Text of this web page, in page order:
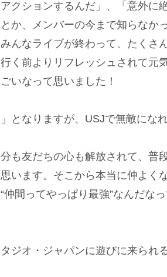
クションするんだ」、「意外に
か、メンバーの今まで知らなか
んなライブが終わって、たくさ
く前よりリフレッシュされて元
いなって思いました！
なりますが、USJで無敵にな
も友だちの心も解放されて、普
います。そこから本当に仲よく
間ってやっぱり最強”なんだな
オ・ジャパンに遊びに来られ